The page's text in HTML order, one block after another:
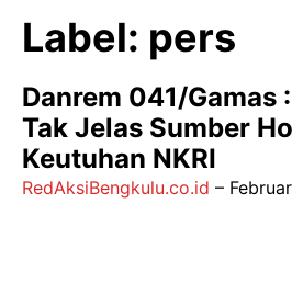
Label: pers
Danrem 041/Gamas
Tak Jelas Sumber
Keutuhan NKRI
RedAksiBengkulu.co.id –